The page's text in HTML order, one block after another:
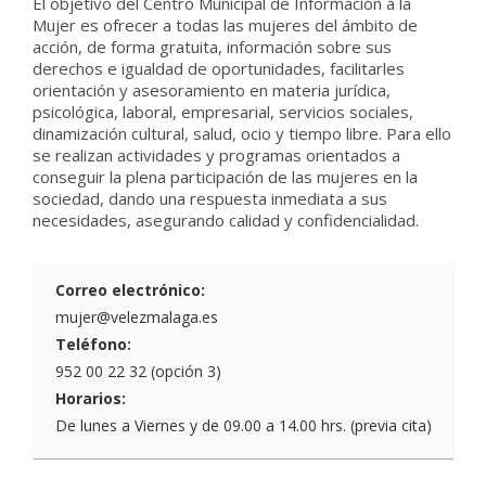
Mujer es ofrecer a todas las mujeres del ámbito de
acción, de forma gratuita, información sobre sus
derechos e igualdad de oportunidades, facilitarles
orientación y asesoramiento en materia jurídica,
psicológica, laboral, empresarial, servicios sociales,
dinamización cultural, salud, ocio y tiempo libre. Para ello
se realizan actividades y programas orientados a
conseguir la plena participación de las mujeres en la
sociedad, dando una respuesta inmediata a sus
necesidades, asegurando calidad y confidencialidad.
Correo electrónico:
mujer@velezmalaga.es
Teléfono:
952 00 22 32 (opción 3)
Horarios:
De lunes a Viernes y de 09.00 a 14.00 hrs. (previa cita)